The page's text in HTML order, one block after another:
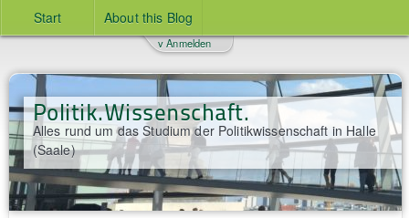
Start About this Blog
Politik.Wissenschaft.
Alles rund um das Studium der Politikwissenschaft in Halle
(Saale)
v Anmelden